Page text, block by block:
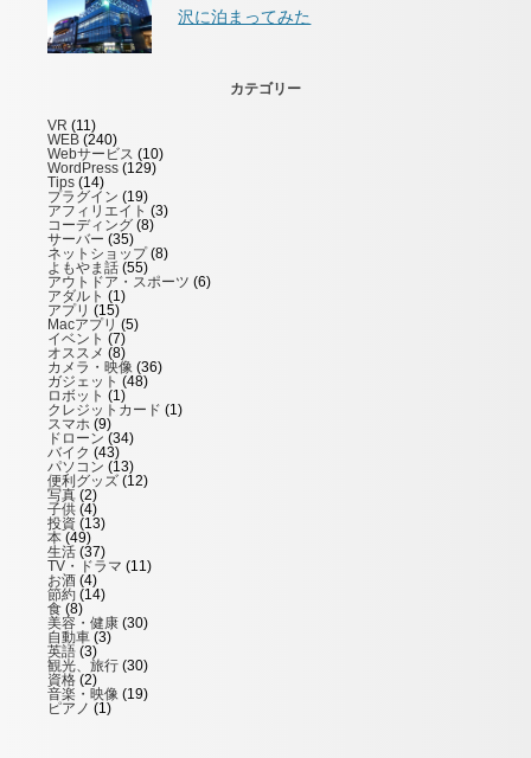
沢に泊まってみた
カテゴリー
VR (11)
WEB (240)
Webサービス (10)
WordPress (129)
Tips (14)
プラグイン (19)
アフィリエイト (3)
コーディング (8)
サーバー (35)
ネットショップ(8)
よもやま話 (55)
アウトドア・スポーツ (6)
アダルト (1)
アプリ (15)
Macアプリ (5)
イベント (7)
オススメ (8)
カメラ・映像 (36)
ガジェット (48)
ロボット (1)
クレジットカード (1)
スマホ (9)
ドローン (34)
バイク (43)
パソコン (13)
便利グッズ (12)
写真 (2)
子供 (4)
投資 (13)
本 (49)
生活 (37)
TV・ドラマ (11)
お酒 (4)
節約 (14)
食 (8)
美容・健康 (30)
自動車 (3)
英語 (3)
観光、旅行 (30)
資格 (2)
音楽・映像 (19)
ピアノ (1)